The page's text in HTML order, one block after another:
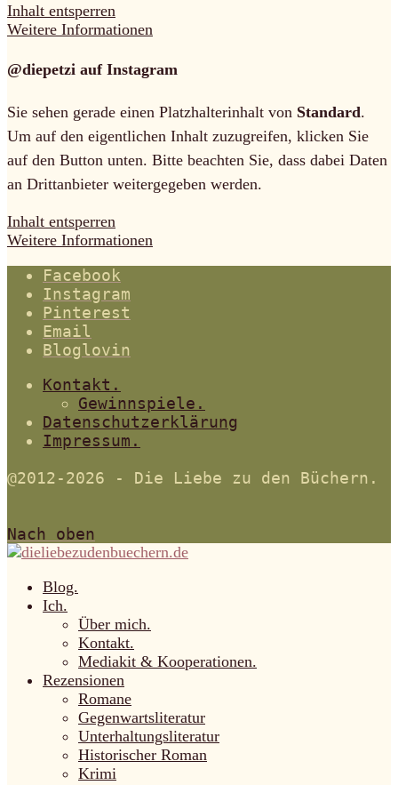
Inhalt entsperren
Weitere Informationen
@diepetzi auf Instagram
Sie sehen gerade einen Platzhalterinhalt von Standard.
Um auf den eigentlichen Inhalt zuzugreifen, klicken Sie
auf den Button unten. Bitte beachten Sie, dass dabei Daten
an Drittanbieter weitergegeben werden.
Inhalt entsperren
Weitere Informationen
Facebook
Instagram
Pinterest
Email
Bloglovin
Kontakt.
Gewinnspiele.
Datenschutzerklärung
Impressum.
@2012-2026 - Die Liebe zu den Büchern.
Nach oben
Blog.
Ich.
Über mich.
Kontakt.
Mediakit & Kooperationen.
Rezensionen
Romane
Gegenwartsliteratur
Unterhaltungsliteratur
Historischer Roman
Krimi